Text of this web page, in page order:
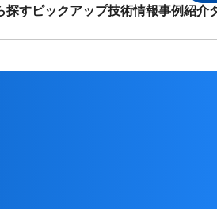
探すピックアップ技術情報事例紹介